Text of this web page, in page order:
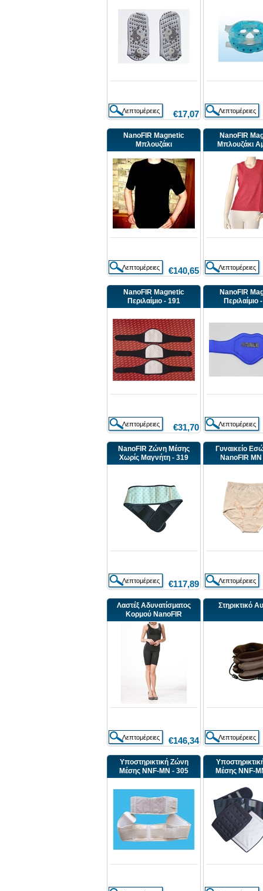
€17,07
NanoFIR Magnetic
Μπλουζάκι
€140,65
NanoFIR
Μπλουζάκι
NanoFIR Magnetic
Περιλαίμιο - 191
€31,70
NanoFIR
Περιλαίμιο
NanoFIR Ζώνη Μέσης
Χωρίς Μαγνήτη - 319
€117,89
Γυναικείο
NanoFIR
Λαστέξ Αδυνατίσματος
Κορμού NanoFIR
€146,34
Στηρικτικό
Υποστηρικτική Ζώνη
Μέσης NNF-MN - 305
Μέσης NNF-